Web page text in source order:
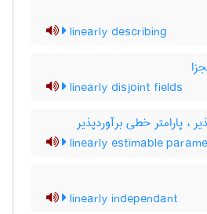
linearly describing
linearly disjoint fields
، پارامتر خطی برآوردپذیر
linearly estimable
linearly independant